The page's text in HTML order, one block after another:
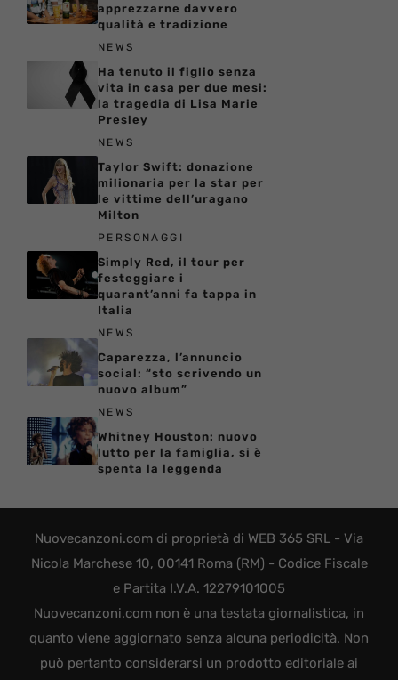
apprezzarne davvero
qualità e tradizione
NEWS
Ha tenuto il figlio senza
vita in casa per due mesi:
la tragedia di Lisa Marie
Presley
NEWS
Taylor Swift: donazione
milionaria per la star per
le vittime dell’uragano
Milton
PERSONAGGI
Simply Red, il tour per
festeggiare i
quarant’anni fa tappa in
Italia
NEWS
Caparezza, l’annuncio
social: “sto scrivendo un
nuovo album”
NEWS
Whitney Houston: nuovo
lutto per la famiglia, si è
spenta la leggenda
Nuovecanzoni.com di proprietà di WEB 365 SRL - Via
Nicola Marchese 10, 00141 Roma (RM) - Codice Fiscale
e Partita I.V.A. 12279101005
Nuovecanzoni.com non è una testata giornalistica, in
quanto viene aggiornato senza alcuna periodicità. Non
può pertanto considerarsi un prodotto editoriale ai